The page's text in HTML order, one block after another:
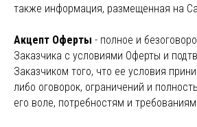
также информация, размещенная на
Акцепт Оферты - полное и
Заказчика с условиями Оферты и
Заказчиком того, что ее условия
либо оговорок, ограничений и
его воле, потребностям и